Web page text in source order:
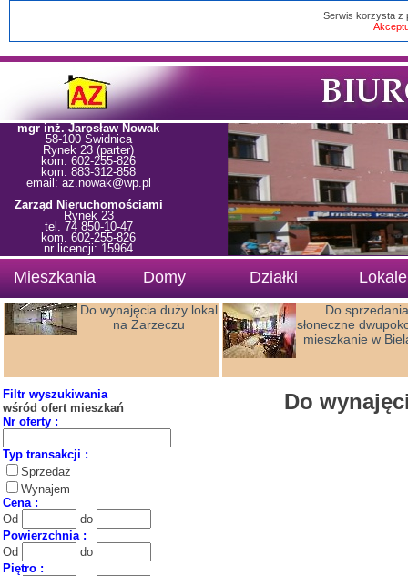
Serwis korzysta z
mgr inż. Jarosław Nowak
58-100 Świdnica
Rynek 23 (parter)
kom. 602-255-826
kom. 883-312-858
email: az.nowak@wp.pl
Zarząd Nieruchomościami
Rynek 23
tel. 74 850-10-47
kom. 602-255-826
nr licencji: 15964
Mieszkania Domy Działki Lokale
Do wynajęcia duży lokal
na Zarzeczu
Do sprzedania
słoneczne
mieszkanie w
Filtr wyszukiwania
wśród ofert mieszkań
Nr oferty :
Typ transakcji :
Sprzedaż
Wynajem
Cena :
Od
do
Powierzchnia :
Od
do
Piętro :
Do